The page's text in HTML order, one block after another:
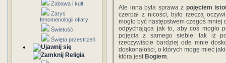
Zabawa i kult
Zarys
fenomenologii ofiary
Świetość
Święta przestrzeń
Religia
Ale inna była sprawa z pojęciem
czerpał z nicości, było rzeczą
mogło być następstwem czegoś
odpychająca jak to, aby coś mogło
pojęcia z samego siebie: tak iż
rzeczywiście bardziej ode mnie
doskonałości, o których mogę mieć
która jest Bogiem.